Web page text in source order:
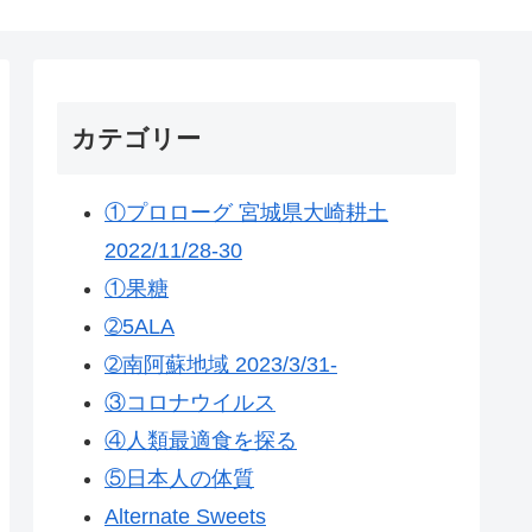
カテゴリー
①プロローグ 宮城県大崎耕土
2022/11/28-30
①果糖
➁5ALA
➁南阿蘇地域 2023/3/31-
③コロナウイルス
④人類最適食を探る
⑤日本人の体質
Alternate Sweets